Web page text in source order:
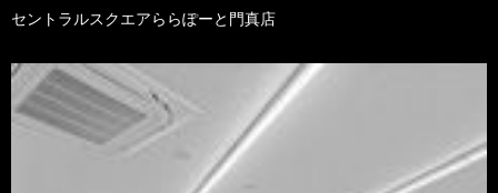
セントラルスクエアららぽーと門真店